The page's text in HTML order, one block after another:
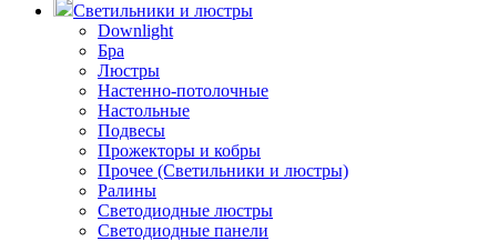
Светильники и люстры
Downlight
Бра
Люстры
Настенно-потолочные
Настольные
Подвесы
Прожекторы и кобры
Прочее (Светильники и люстры)
Ралины
Светодиодные люстры
Светодиодные панели